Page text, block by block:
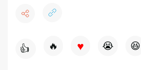
👍 🔥 ♥ 😭 😆